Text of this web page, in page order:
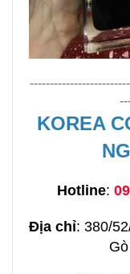
KOREA
Hotline:
Địa chỉ: 380/